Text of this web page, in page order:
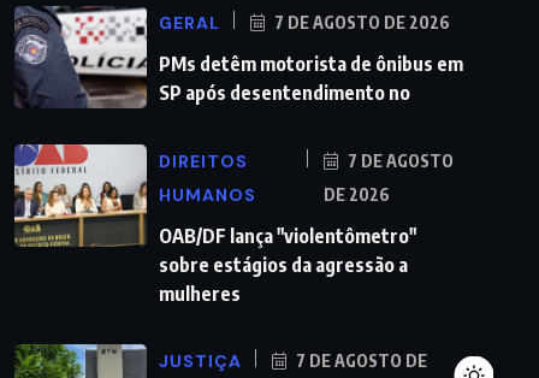
GERAL 7 DE AGOSTO DE 2026
PMs detêm motorista de ônibus em
SP após desentendimento no
DIREITOS
HUMANOS
7 DE AGOSTO
DE 2026
OAB/DF lança "violentômetro"
sobre estágios da agressão a
mulheres
JUSTIÇA 7 DE AGOSTO DE